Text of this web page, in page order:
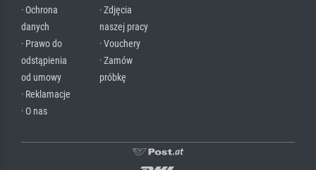
· Ochrona
danych
· Prawo do
odstąpienia
od umowy
· Reklamacje
· O nas
· Zdjęcia
naszej pracy
· Vouchery
· Zamów
próbkę